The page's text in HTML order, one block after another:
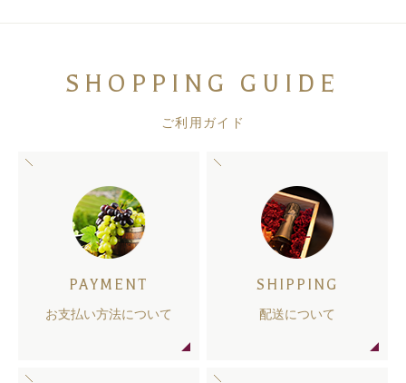
SHOPPING GUIDE
ご利用ガイド
PAYMENT
お支払い方法について
SHIPPING
配送について